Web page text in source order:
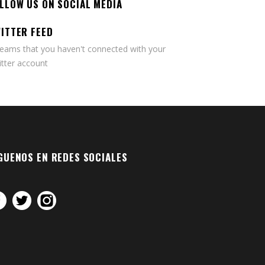
US ON SOCIAL MEDIA
FEED
that you haven't connected with your
account
EN REDES SOCIALES